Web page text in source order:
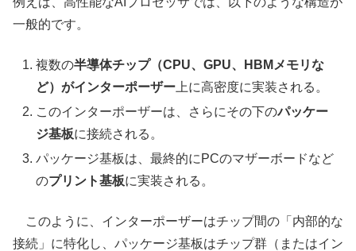
一般的です。
複数の半導体チップ（CPU、GPU、HBMメモリな
ど）がインターポーザー 上に高密度に実装される。
このインターポーザーは、さらにその下のパッケー
ジ基板に接続される。
パッケージ基板は、最終的にPCのマザーボードなど
のプリント基板に実装される。
このように、インターポーザーはチップ間の「内部的な
接続」に特化し、パッケージ基板はチップ群（またはイン